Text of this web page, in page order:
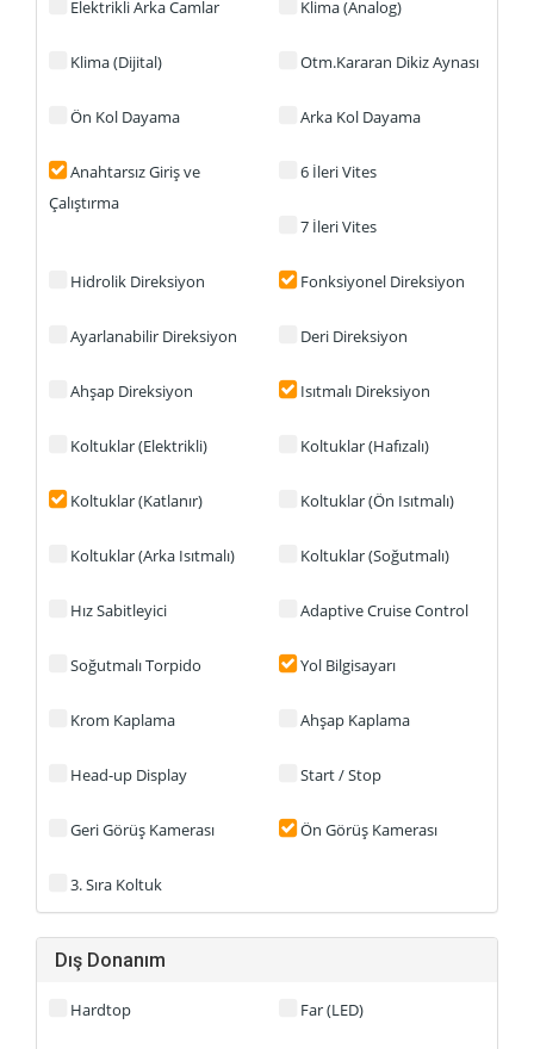
Elektrikli Arka Camlar Klima (Analog)
Klima (Dijital) Otm.Kararan Dikiz Aynası
Ön Kol Dayama Arka Kol Dayama
Anahtarsız Giriş ve
Çalıştırma
6 İleri Vites
7 İleri Vites
Hidrolik Direksiyon Fonksiyonel Direksiyon
Ayarlanabilir Direksiyon Deri Direksiyon
Ahşap Direksiyon Isıtmalı Direksiyon
Koltuklar (Elektrikli) Koltuklar (Hafızalı)
Koltuklar (Katlanır) Koltuklar (Ön Isıtmalı)
Koltuklar (Arka Isıtmalı) Koltuklar (Soğutmalı)
Hız Sabitleyici Adaptive Cruise Control
Soğutmalı Torpido Yol Bilgisayarı
Krom Kaplama Ahşap Kaplama
Head-up Display Start / Stop
Geri Görüş Kamerası Ön Görüş Kamerası
3. Sıra Koltuk
Dış Donanım
Hardtop Far (LED)